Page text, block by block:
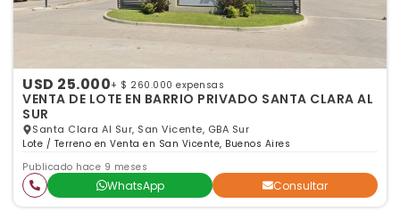
USD 25.000+ $ 260.000 expensas
VENTA DE LOTE EN BARRIO PRIVADO SANTA CLARA AL
SUR
Santa Clara Al Sur, San Vicente, GBA Sur
Lote / Terreno en Venta en San Vicente, Buenos Aires
Publicado hace 9 meses
WhatsApp Consultar